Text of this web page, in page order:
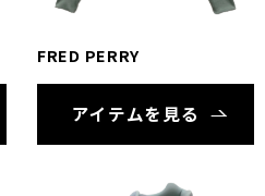
FRED PERRY
アイテムを見る